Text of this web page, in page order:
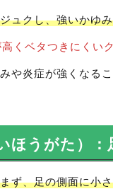
ュクし、強いかゆ
くベタつきにくい
や炎症が強くなる
ほうがた）
ず、足の側面に小